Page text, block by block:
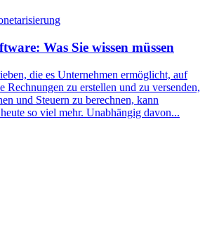
Was Sie wissen müssen
die es Unternehmen ermöglicht, auf
Rechnungen zu erstellen und zu versenden,
und Steuern zu berechnen, kann
so viel mehr. Unabhängig davon...